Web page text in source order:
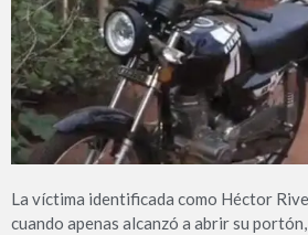
La víctima identificada como Héctor
cuando apenas alcanzó a abrir su